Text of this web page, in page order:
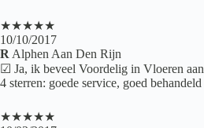
★★★★★
10/10/2017
R Alphen Aan Den Rijn
☑ Ja, ik beveel Voordelig in Vloeren aan
4 sterren: goede service, goed behandeld
★★★★★